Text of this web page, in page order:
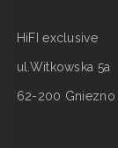
HiFI exclusive
ul.Witkowska 5a
62-200 Gniezno